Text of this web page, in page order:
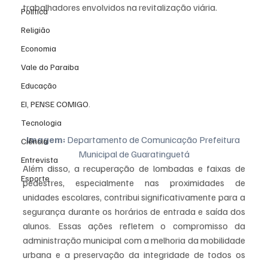
Politica
Religião
Economia
Vale do Paraiba
Educação
EI, PENSE COMIGO.
Tecnologia
Ciência
Entrevista
Esporte
trabalhadores envolvidos na revitalização viária.
Imagem: Departamento de Comunicação Prefeitura
Municipal de Guaratinguetá
Além disso, a recuperação de lombadas e faixas de
pedestres, especialmente nas proximidades de
unidades escolares, contribui significativamente para a
segurança durante os horários de entrada e saída dos
alunos. Essas ações refletem o compromisso da
administração municipal com a melhoria da mobilidade
urbana e a preservação da integridade de todos os